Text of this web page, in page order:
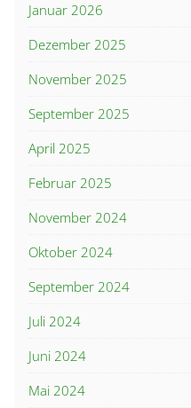
Januar 2026
Dezember 2025
November 2025
September 2025
April 2025
Februar 2025
November 2024
Oktober 2024
September 2024
Juli 2024
Juni 2024
Mai 2024